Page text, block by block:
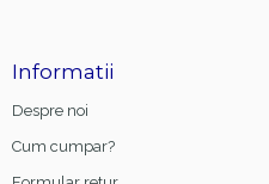
Informatii
Despre noi
Cum cumpar?